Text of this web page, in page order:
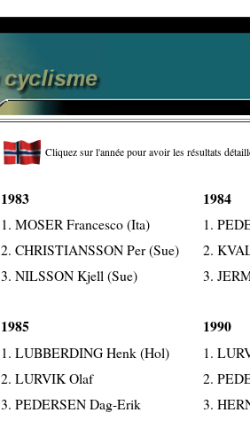
Cliquez sur l'année pour avoir les résultats
1983
1. MOSER Francesco (Ita)
2. CHRISTIANSSON Per (Sue)
3. NILSSON Kjell (Sue)
1985
1. LUBBERDING Henk (Hol)
2. LURVIK Olaf
3. PEDERSEN Dag-Erik
1984
1.
2.
3.
1990
1.
2.
3.